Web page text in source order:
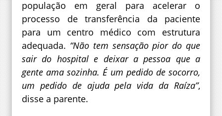
população em geral para acelerar o
processo de transferência da paciente
para um centro médico com estrutura
adequada. “Não tem sensação pior do que
sair do hospital e deixar a pessoa que a
gente ama sozinha. É um pedido de socorro,
um pedido de ajuda pela vida da Raíza”,
disse a parente.